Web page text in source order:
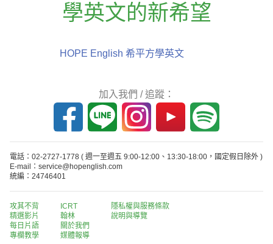
學英文的新希望
HOPE English 希平方學英文
加入我們 / 追蹤：
電話：02-2727-1778 ( 週一至週五 9:00-12:00、13:30-18:00，國定假日除外 )
E-mail：service@hopenglish.com
統編：24746401
攻其不背
精選影片
每日片語
專欄教學
ICRT
翰林
關於我們
媒體報導
隱私權與服務條款
說明與導覽